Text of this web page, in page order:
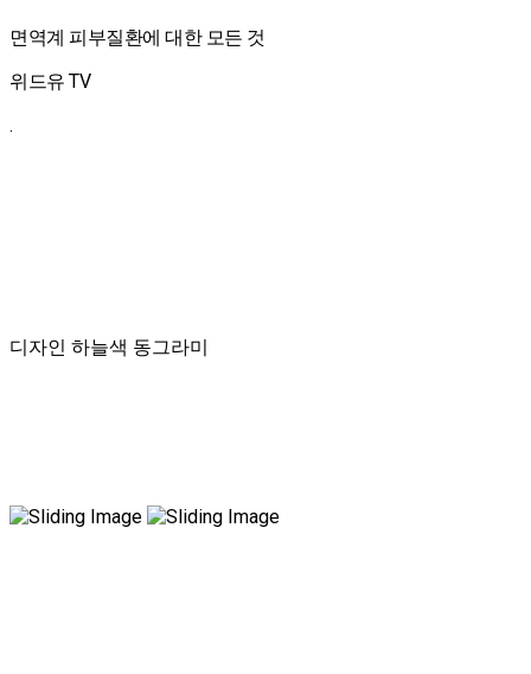
면역계 피부질환에 대한 모든 것
위드유 TV
.
디자인 하늘색 동그라미